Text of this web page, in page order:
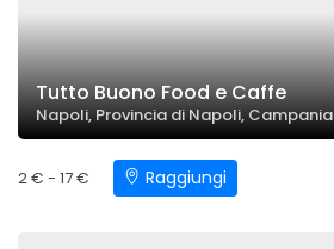
Tutto Buono Food e Caffe
Napoli, Provincia di Napoli, Campania
2 € - 17 € Raggiungi